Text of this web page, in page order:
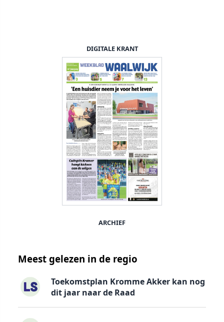
DIGITALE KRANT
ARCHIEF
Meest gelezen in de regio
Toekomstplan Kromme Akker kan nog
dit jaar naar de Raad